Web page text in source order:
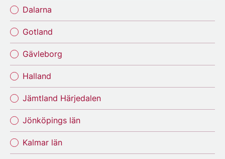
Dalarna
Gotland
Gävleborg
Halland
Jämtland Härjedalen
Jönköpings län
Kalmar län